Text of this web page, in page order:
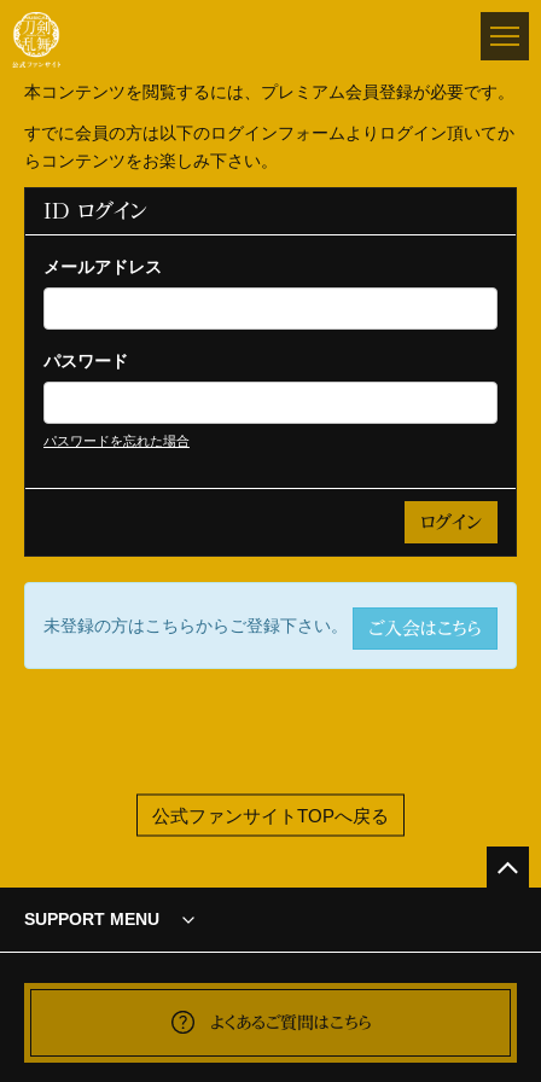
本コンテンツを閲覧するには、プレミアム会員登録が必要です。
すでに会員の方は以下のログインフォームよりログイン頂いてか
らコンテンツをお楽しみ下さい。
ID ログイン
メールアドレス
パスワード
パスワードを忘れた場合
未登録の方はこちらからご登録下さい。 ご入会はこちら
公式ファンサイトTOPへ戻る
SUPPORT MENU
よくあるご質問はこちら